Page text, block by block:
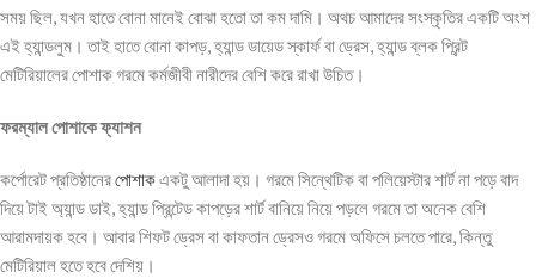
সময় ছিল, যখন হাতে বোনা মানেই বোঝা হতো তা কম দামি। অথচ আমাদের সংস্কৃতির একটি অংশ
এই হ্যান্ডলুম। তাই হাতে বোনা কাপড়, হ্যান্ড ডায়েড স্কার্ফ বা ড্রেস, হ্যান্ড ব্লক প্রিন্ট
মেটিরিয়ালের পোশাক গরমে কর্মজীবী নারীদের বেশি করে রাখা উচিত।
ফরম্যালপোশাকেফ্যাশন
কর্পোরেট প্রতিষ্ঠানেরপোশাকএকটু আলাদা হয়। গরমে সিন্থেটিক বা পলিয়েস্টার শার্ট না পড়ে বাদ
দিয়ে টাই অ্যান্ড ডাই, হ্যান্ড প্রিন্টেড কাপড়ের শার্ট বানিয়ে নিয়ে পড়লে গরমে তা অনেক বেশি
আরামদায়ক হবে। আবার শিফট ড্রেস বা কাফতান ড্রেসও গরমে অফিসে চলতে পারে, কিন্তু
মেটিরিয়াল হতে হবে দেশিয়।